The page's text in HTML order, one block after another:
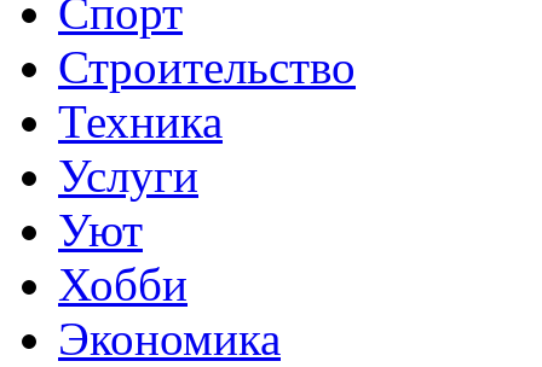
Спорт
Строительство
Техника
Услуги
Уют
Хобби
Экономика